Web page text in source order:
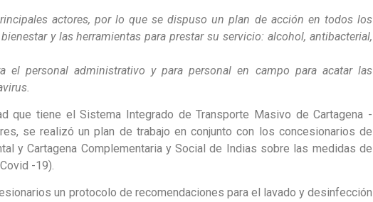
actores, por lo que se dispuso un plan de acción en todos los
y las herramientas para prestar su servicio: alcohol, antibacterial,
el personal administrativo y para personal en campo para acatar las
que tiene el Sistema Integrado de Transporte Masivo de Cartagena -
se realizó un plan de trabajo en conjunto con los concesionarios de
y Cartagena Complementaria y Social de Indias sobre las medidas de
-19).
un protocolo de recomendaciones para el lavado y desinfección